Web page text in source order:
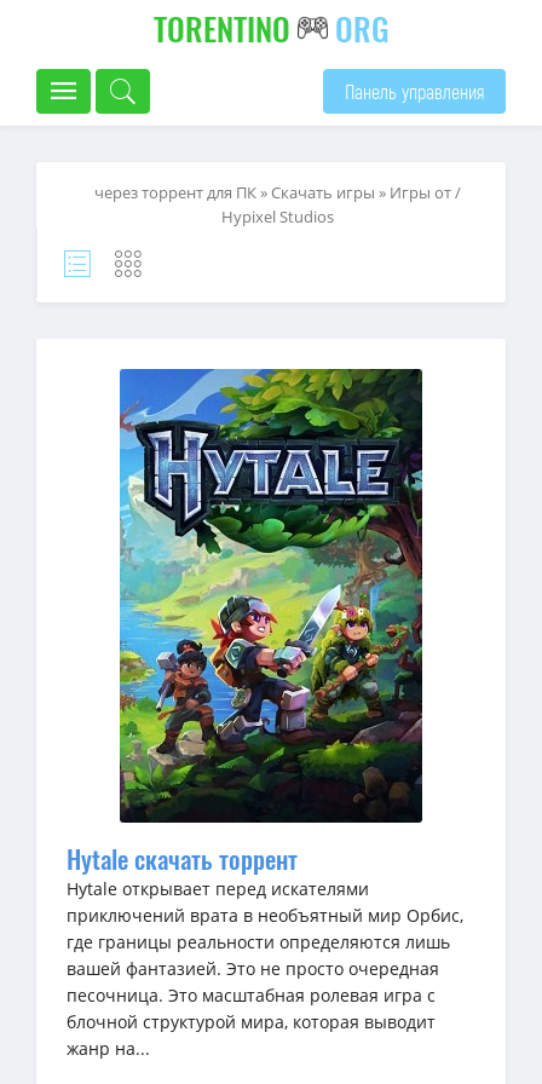
TORENTINO ORG
Панель управления
через торрент для ПК»Скачать игры » Игры от /
Hypixel Studios
Hytale скачать торрент
Hytale открывает перед искателями
приключений врата в необъятный мир Орбис,
где границы реальности определяются лишь
вашей фантазией. Это не просто очередная
песочница. Это масштабная ролевая игра с
блочной структурой мира, которая выводит
жанр на...